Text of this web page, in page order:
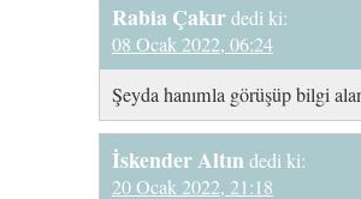
Rabia Çakırdedi ki:
08 Ocak 2022, 06:24
Şeyda hanımla görüşüp bilgi
İskender Altındedi ki:
20 Ocak 2022, 21:18